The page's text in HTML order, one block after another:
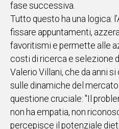
fase successiva.
Tutto questo ha una logica:
fissare appuntamenti,
favoritismi e permette alle
costi di ricerca e selezione
Valerio Villani, che da anni
sulle dinamiche del
questione cruciale: "Il
non ha empatia, non
percepisce il potenziale